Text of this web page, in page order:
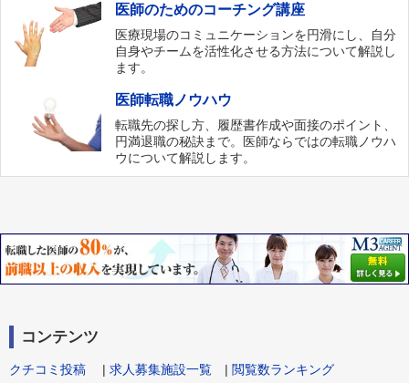
医師のためのコーチング講座
医療現場のコミュニケーションを円滑にし、自分
自身やチームを活性化させる方法について解説し
ます。
医師転職ノウハウ
転職先の探し方、履歴書作成や面接のポイント、
円満退職の秘訣まで。医師ならではの転職ノウハ
ウについて解説します。
コンテンツ
クチコミ投稿 | 求人募集施設一覧 | 閲覧数ランキング